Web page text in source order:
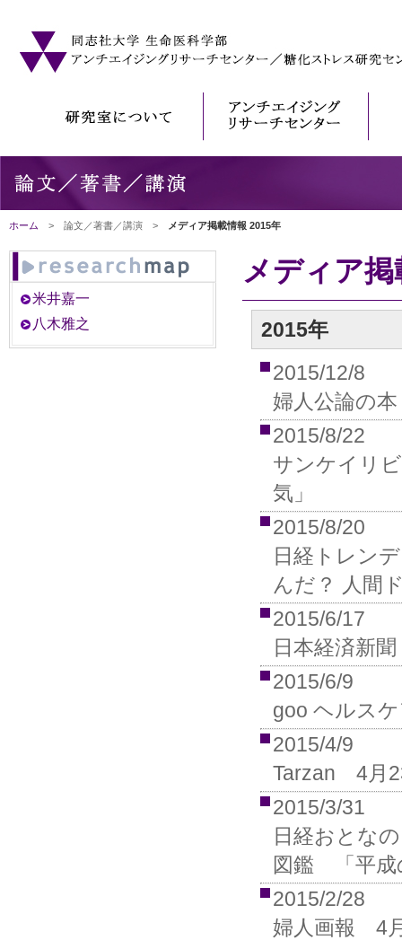
ホーム > 論文／著書／講演 > メディア掲載情報 2015年
米井嘉一
八木雅之
メディア掲
2015年
2015/12/8
婦人公論の
2015/8/22
サンケイリ
気」
2015/8/20
日経トレン
んだ？ 人間
2015/6/17
日本経済新
2015/6/9
goo ヘルス
2015/4/9
Tarzan 4月
2015/3/31
日経おとな
図鑑 「平成
2015/2/28
婦人画報 4